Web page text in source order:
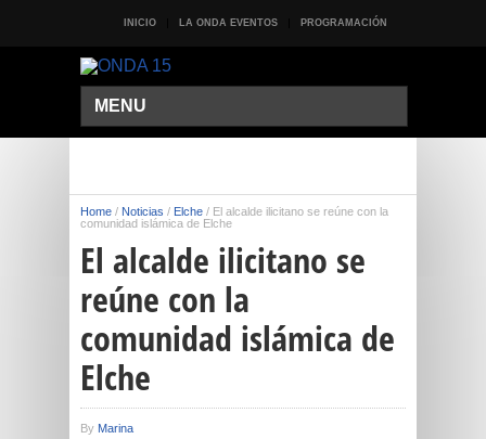
INICIO LA ONDA EVENTOS PROGRAMACIÓN
MENU
Home / Noticias / Elche / El alcalde ilicitano se reúne con la
comunidad islámica de Elche
El alcalde ilicitano se
reúne con la
comunidad islámica de
Elche
By Marina